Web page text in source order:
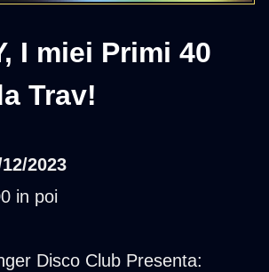
I miei Primi 40
Trav!
2023
in poi
Disco Club Presenta: